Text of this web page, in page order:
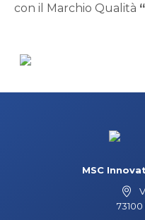
con il Marchio Qualità
MSC